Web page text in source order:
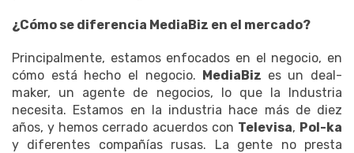
¿Cómo se diferencia MediaBiz en el mercado?
Principalmente, estamos enfocados en el negocio, en
cómo está hecho el negocio. MediaBiz es un deal-
maker, un agente de negocios, lo que la Industria
necesita. Estamos en la industria hace más de diez
años, y hemos cerrado acuerdos con Televisa, Pol-ka
y diferentes compañías rusas. La gente no presta